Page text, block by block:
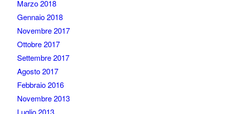
Marzo 2018
Gennaio 2018
Novembre 2017
Ottobre 2017
Settembre 2017
Agosto 2017
Febbraio 2016
Novembre 2013
Luglio 2013